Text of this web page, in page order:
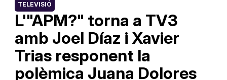
L'"APM?" torna a TV3
amb Joel Díaz i Xavier
Trias responent la
polèmica Juana Dolores
TELEVISIÓ